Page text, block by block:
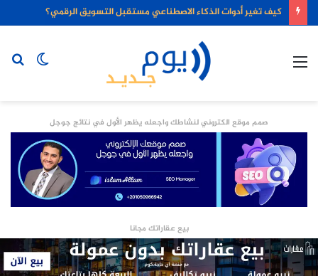
كيف تغير أدوات الذكاء الاصطناعي مستقبل التسويق الرقمي؟
الوضع
صمم موقع الكتروني لنشاطك واجعله يظهر الأول في نتائج جوجل
بيع عقاراتك مجانا